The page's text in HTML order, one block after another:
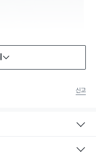
신고